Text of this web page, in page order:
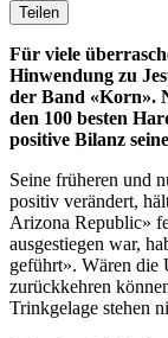
Teilen
Für viele
Hinwendung zu
der Band «Korn».
den 100 besten
positive Bilanz
Seine früheren und
positiv verändert,
Arizona Republic»
ausgestiegen war,
geführt». Wären die
zurückkehren
Trinkgelage stehen